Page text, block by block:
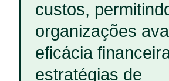
custos,
organizações
eficácia
estratégias de